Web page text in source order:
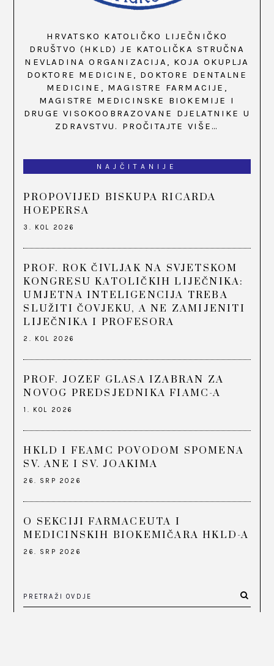
HRVATSKO KATOLIČKO LIJEČNIČKO
DRUŠTVO (HKLD) JE KATOLIČKA STRUČNA
NEVLADINA ORGANIZACIJA, KOJA OKUPLJA
DOKTORE MEDICINE, DOKTORE DENTALNE
MEDICINE, MAGISTRE FARMACIJE,
MAGISTRE MEDICINSKE BIOKEMIJE I
DRUGE VISOKOOBRAZOVANE DJELATNIKE U
ZDRAVSTVU. PROČITAJTE VIŠE…
NAJČITANIJE
PROPOVIJED BISKUPA RICARDA
HOEPERSA
3. KOL 2026
PROF. ROK ČIVLJAK NA SVJETSKOM
KONGRESU KATOLIČKIH LIJEČNIKA:
UMJETNA INTELIGENCIJA TREBA
SLUŽITI ČOVJEKU, A NE ZAMIJENITI
LIJEČNIKA I PROFESORA
2. KOL 2026
PROF. JOZEF GLASA IZABRAN ZA
NOVOG PREDSJEDNIKA FIAMC-A
1. KOL 2026
HKLD I FEAMC POVODOM SPOMENA
SV. ANE I SV. JOAKIMA
26. SRP 2026
O SEKCIJI FARMACEUTA I
MEDICINSKIH BIOKEMIČARA HKLD-A
26. SRP 2026